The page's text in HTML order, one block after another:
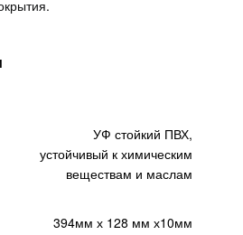
УФ стойкий ПВХ,
устойчивый к химическим
веществам и маслам
394мм х 128 мм х10мм